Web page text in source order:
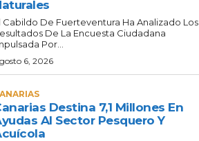
Cabildo De Fuerteventura Ha Analizado Los
De La Encuesta Ciudadana
Por...
6, 2026
Destina 7,1 Millones En
Al Sector Pesquero Y